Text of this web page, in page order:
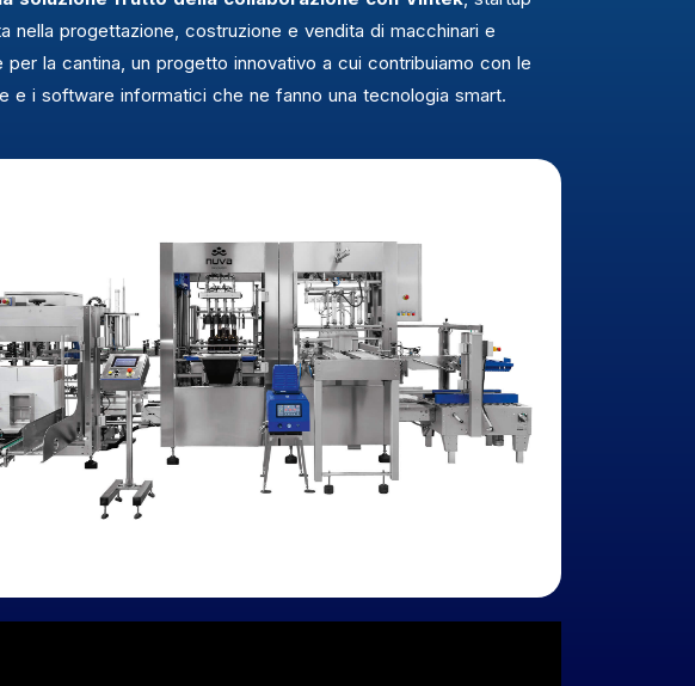
nella progettazione, costruzione e vendita di macchinari e
per la cantina, un progetto innovativo a cui contribuiamo con le
e i software informatici che ne fanno una tecnologia smart.